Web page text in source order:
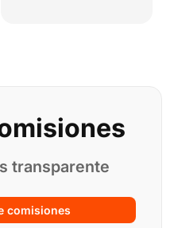
transparente
comisiones